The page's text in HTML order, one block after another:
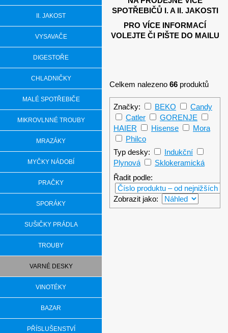
SPOTŘEBIČŮ I. A II. JAKOSTI
PRO VÍCE INFORMACÍ
VOLEJTE ČI PIŠTE DO MAILU
Celkem nalezeno 66 produktů
Značky: BEKO
Candy
Catler
GORENJE
HAIER
Hisense
Mora
Philco
Typ desky:
Indukční
Plynová
Sklokeramická
Řadit podle:
Zobrazit jako:
II. JAKOST
VYSAVAČE
DIGESTOŘE
CHLADNIČKY
MALÉ SPOTŘEBIČE
MIKROVLNNÉ TROUBY
MRAZÁKY
MYČKY NÁDOBÍ
PRAČKY
SPORÁKY
SUŠIČKY PRÁDLA
TROUBY
VARNÉ DESKY
VINOTÉKY
BAZAR
PŘÍSLUŠENSTVÍ